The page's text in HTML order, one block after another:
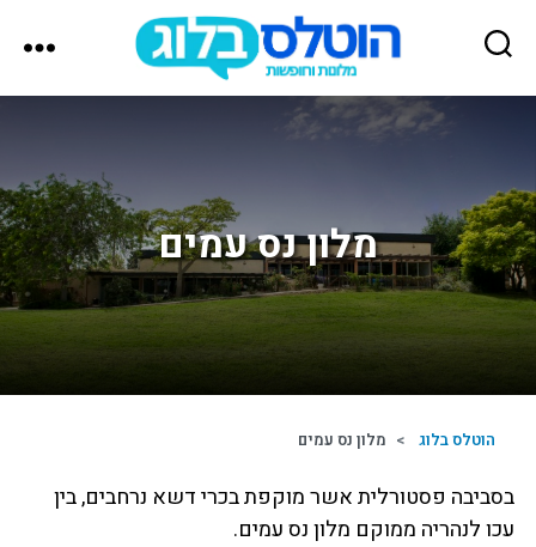
הוטלס
מלון נס עמים
הוטלס בלוג > מלון נס עמים
בסביבה פסטורלית אשר מוקפת בכרי דשא נרחבים, בין
עכו לנהריה ממוקם מלון נס עמים.